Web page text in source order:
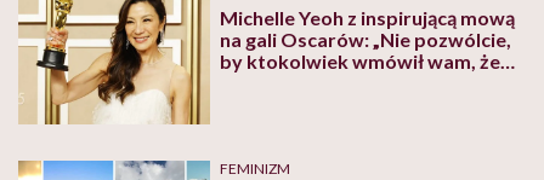
Michelle Yeoh z inspirującą mową
na gali Oscarów: „Nie pozwólcie,
by ktokolwiek wmówił wam, że
FEMINIZM